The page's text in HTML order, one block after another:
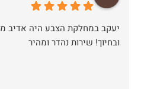
יעקב במחלקת הצבע היה אדיב
ובחיוך! שירות נהדר ומהיר